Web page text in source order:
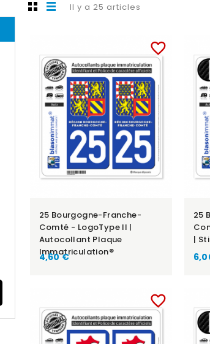
Il y a 25 articles
favorite_border
25 Bourgogne-Franche-
Comté - LogoType II |
Autocollant Plaque
Immatriculation®
4,60 €
25
|
favorite_border